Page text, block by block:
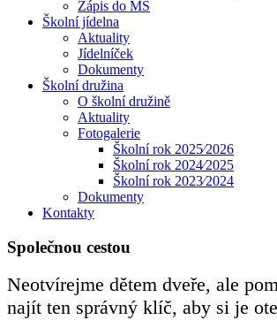
Zápis do MŠ
Školní jídelna
Aktuality
Jídelníček
Dokumenty
Školní družina
O školní družině
Aktuality
Fotogalerie
Školní rok 2025⁄2026
Školní rok 2024⁄2025
Školní rok 2023⁄2024
Dokumenty
Kontakty
Společnou cestou
Neotvírejme dětem dveře, ale
najít ten správný klíč, aby si je